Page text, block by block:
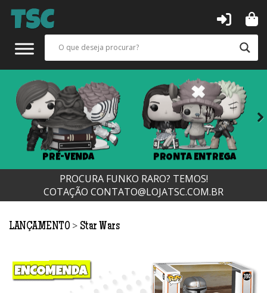
PRÉ-VENDA PRONTA ENTREGA
PROCURA FUNKO RARO? TEMOS!
COTAÇÃO CONTATO@LOJATSC.COM.BR
LANÇAMENTO > Star Wars